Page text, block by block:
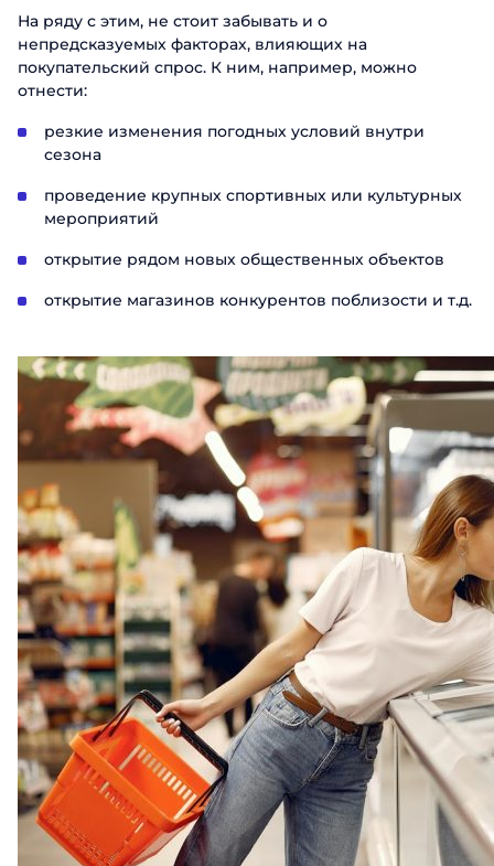
На ряду с этим, не стоит забывать и о
непредсказуемых факторах, влияющих на
покупательский спрос. К ним, например, можно
отнести:
резкие изменения погодных условий внутри
сезона
проведение крупных спортивных или культурных
мероприятий
открытие рядом новых общественных объектов
открытие магазинов конкурентов поблизости и т.д.